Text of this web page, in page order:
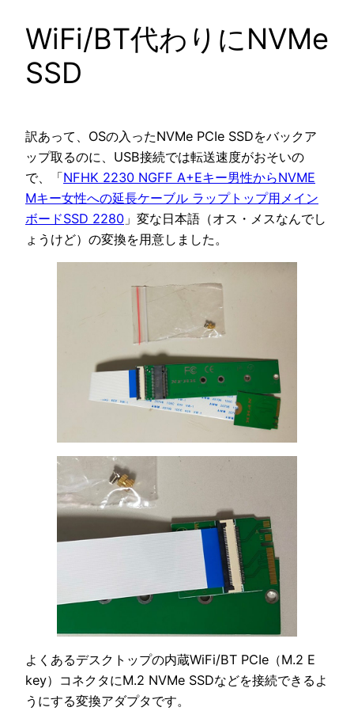
WiFi/BT代わりにNVMe
SSD
訳あって、OSの入ったNVMe PCIe SSDをバックア
ップ取るのに、USB接続では転送速度がおそいの
で、「NFHK 2230 NGFF A+Eキー男性からNVME
Mキー女性への延長ケーブル ラップトップ用メイン
ボードSSD 2280 」変な日本語（オス・メスなんでし
ょうけど）の変換を用意しました。
よくあるデスクトップの内蔵WiFi/BT PCIe（M.2 E
key）コネクタにM.2 NVMe SSDなどを接続できるよ
うにする変換アダプタです。